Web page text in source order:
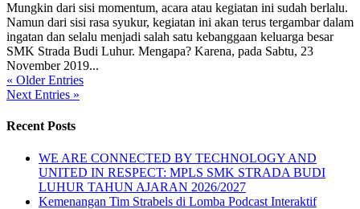
Mungkin dari sisi momentum, acara atau kegiatan ini sudah berlalu.
Namun dari sisi rasa syukur, kegiatan ini akan terus tergambar dalam
ingatan dan selalu menjadi salah satu kebanggaan keluarga besar
SMK Strada Budi Luhur. Mengapa? Karena, pada Sabtu, 23
November 2019...
« Older Entries
Next Entries »
Recent Posts
WE ARE CONNECTED BY TECHNOLOGY AND
UNITED IN RESPECT: MPLS SMK STRADA BUDI
LUHUR TAHUN AJARAN 2026/2027
Kemenangan Tim Strabels di Lomba Podcast Interaktif